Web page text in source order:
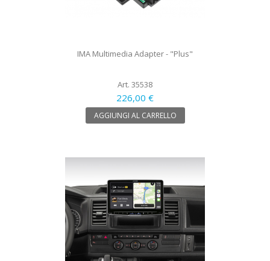
IMA Multimedia Adapter - "Plus"
Art. 35538
226,00 €
AGGIUNGI AL CARRELLO